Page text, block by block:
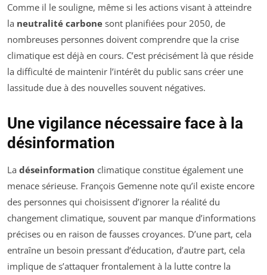
Comme il le souligne, même si les actions visant à atteindre
la neutralité carbone sont planifiées pour 2050, de
nombreuses personnes doivent comprendre que la crise
climatique est déjà en cours. C’est précisément là que réside
la difficulté de maintenir l’intérêt du public sans créer une
lassitude due à des nouvelles souvent négatives.
Une vigilance nécessaire face à la
désinformation
La déseinformation climatique constitue également une
menace sérieuse. François Gemenne note qu’il existe encore
des personnes qui choisissent d’ignorer la réalité du
changement climatique, souvent par manque d’informations
précises ou en raison de fausses croyances. D’une part, cela
entraîne un besoin pressant d’éducation, d’autre part, cela
implique de s’attaquer frontalement à la lutte contre la